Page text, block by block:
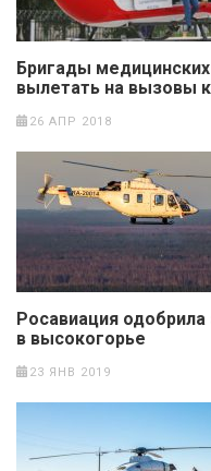
Бригады
вылетать на вызовы
26 АПР 2018
Росавиация
в высокогорье
23 ЯНВ 2019